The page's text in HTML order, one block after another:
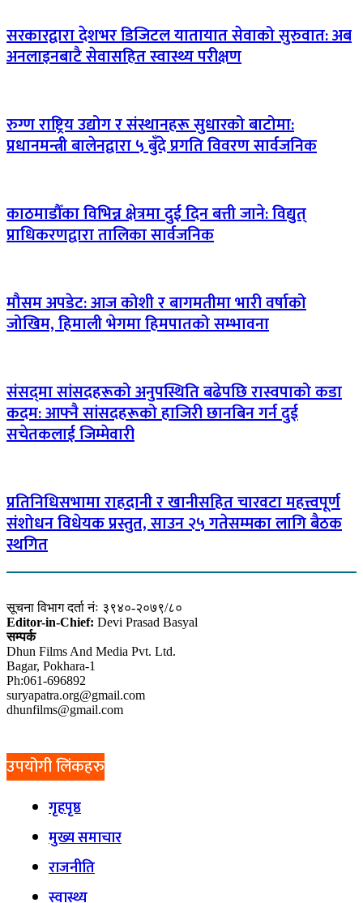
सरकारद्वारा देशभर डिजिटल यातायात सेवाको सुरुवात: अब
अनलाइनबाटै सेवासहित स्वास्थ्य परीक्षण
रुग्ण राष्ट्रिय उद्योग र संस्थानहरू सुधारको बाटोमा:
प्रधानमन्त्री बालेनद्वारा ५ बुँदे प्रगति विवरण सार्वजनिक
काठमाडौँका विभिन्न क्षेत्रमा दुई दिन बत्ती जाने: विद्युत्
प्राधिकरणद्वारा तालिका सार्वजनिक
मौसम अपडेट: आज कोशी र बागमतीमा भारी वर्षाको
जोखिम, हिमाली भेगमा हिमपातको सम्भावना
संसद्‌मा सांसदहरूको अनुपस्थिति बढेपछि रास्वपाको कडा
कदम: आफ्नै सांसदहरूको हाजिरी छानबिन गर्न दुई
सचेतकलाई जिम्मेवारी
प्रतिनिधिसभामा राहदानी र खानीसहित चारवटा महत्त्वपूर्ण
संशोधन विधेयक प्रस्तुत, साउन २५ गतेसम्मका लागि बैठक
स्थगित
सूचना विभाग दर्ता नंः ३९४०-२०७९/८०
Editor-in-Chief: Devi Prasad Basyal
सम्पर्क
Dhun Films And Media Pvt. Ltd.
Bagar, Pokhara-1
Ph:061-696892
suryapatra.org@gmail.com
dhunfilms@gmail.com
उपयोगी लिंकहरु
गृहपृष्ठ
मुख्य समाचार
राजनीति